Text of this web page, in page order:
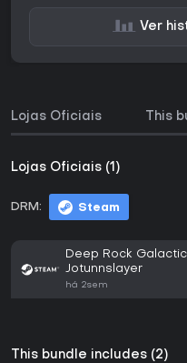
Ver
Lojas Oficiais This
Lojas Oficiais (1)
DRM: Steam
Deep Rock
Jotunnslayer
há 2sem
This bundle includes (2)